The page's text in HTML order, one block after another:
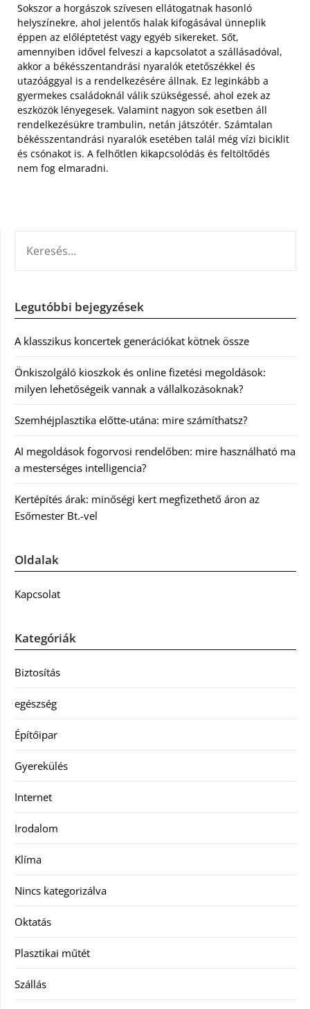
Sokszor a horgászok szívesen ellátogatnak hasonló
helyszínekre, ahol jelentős halak kifogásával ünneplik
éppen az előléptetést vagy egyéb sikereket. Sőt,
amennyiben idővel felveszi a kapcsolatot a szállásadóval,
akkor a békésszentandrási nyaralók etetőszékkel és
utazóággyal is a rendelkezésére állnak. Ez leginkább a
gyermekes családoknál válik szükségessé, ahol ezek az
eszközök lényegesek. Valamint nagyon sok esetben áll
rendelkezésükre trambulin, netán játszótér. Számtalan
békésszentandrási nyaralók esetében talál még vízi biciklit
és csónakot is. A felhőtlen kikapcsolódás és feltöltődés
nem fog elmaradni.
Legutóbbi bejegyzések
A klasszikus koncertek generációkat kötnek össze
Önkiszolgáló kioszkok és online fizetési megoldások:
milyen lehetőségeik vannak a vállalkozásoknak?
Szemhéjplasztika előtte-utána: mire számíthatsz?
AI megoldások fogorvosi rendelőben: mire használható ma
a mesterséges intelligencia?
Kertépítés árak: minőségi kert megfizethető áron az
Esőmester Bt.-vel
Oldalak
Kapcsolat
Kategóriák
Biztosítás
egészség
Építőipar
Gyerekülés
Internet
Irodalom
Klíma
Nincs kategorizálva
Oktatás
Plasztikai műtét
Szállás